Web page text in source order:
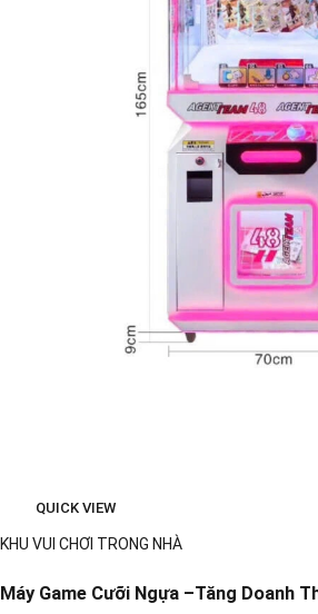
QUICK VIEW
KHU VUI CHƠI TRONG NHÀ
Máy Game Cưỡi Ngựa –Tăng Doanh